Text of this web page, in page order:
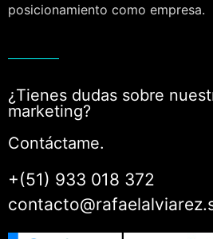
posicionamiento como empresa.
¿Tienes dudas sobre
marketing?
Contáctame.
+(51) 933 018 372